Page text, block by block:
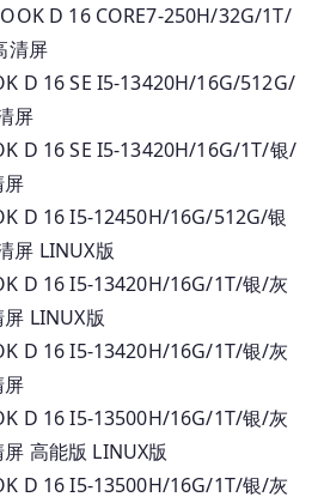
D 16 CORE7-250H/32G/1T/
屏
D 16 SE I5-13420H/16G/512G/
屏
D 16 SE I5-13420H/16G/1T/银/
D 16 I5-12450H/16G/512G/银
LINUX版
D 16 I5-13420H/16G/1T/银/灰
版
D 16 I5-13420H/16G/1T/银/灰
D 16 I5-13500H/16G/1T/银/灰
能版 LINUX版
D 16 I5-13500H/16G/1T/银/灰